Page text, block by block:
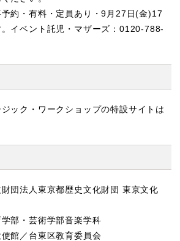
約・有料・定員あり・9月27日(金)17
イベント託児・マザーズ：0120-788-
ック・ワークショップの特設サイトは
団法人東京都歴史文化財団 東京文化
部・芸術学部音楽学科
館／台東区教育委員会